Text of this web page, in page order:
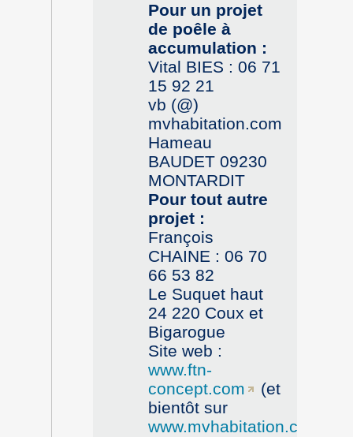
Pour un projet
de poêle à
accumulation :
Vital BIES : 06 71
15 92 21
vb (@)
mvhabitation.com
Hameau
BAUDET 09230
MONTARDIT
Pour tout autre
projet :
François
CHAINE : 06 70
66 53 82
Le Suquet haut
24 220 Coux et
Bigarogue
Site web :
www.ftn-
concept.com
(et
bientôt sur
www.mvhabitation.com